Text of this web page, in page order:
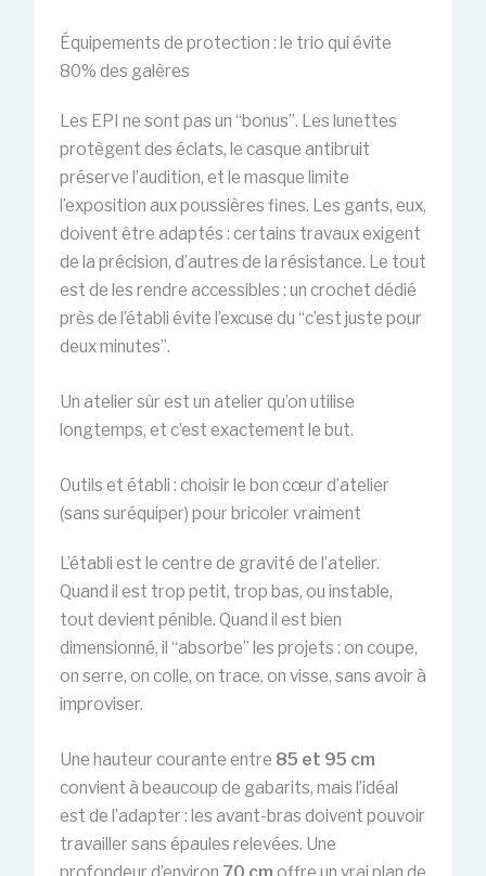
Équipements de protection : le trio qui évite
80% des galères
Les EPI ne sont pas un “bonus”. Les lunettes
protègent des éclats, le casque antibruit
préserve l’audition, et le masque limite
l’exposition aux poussières fines. Les gants, eux,
doivent être adaptés : certains travaux exigent
de la précision, d’autres de la résistance. Le tout
est de les rendre accessibles : un crochet dédié
près de l’établi évite l’excuse du “c’est juste pour
deux minutes”.
Un atelier sûr est un atelier qu’on utilise
longtemps, et c’est exactement le but.
Outils et établi : choisir le bon cœur d’atelier
(sans suréquiper) pour bricoler vraiment
L’établi est le centre de gravité de l’atelier.
Quand il est trop petit, trop bas, ou instable,
tout devient pénible. Quand il est bien
dimensionné, il “absorbe” les projets : on coupe,
on serre, on colle, on trace, on visse, sans avoir à
improviser.
Une hauteur courante entre 85 et 95 cm
convient à beaucoup de gabarits, mais l’idéal
est de l’adapter : les avant-bras doivent pouvoir
travailler sans épaules relevées. Une
profondeur d’environ 70 cm offre un vrai plan de